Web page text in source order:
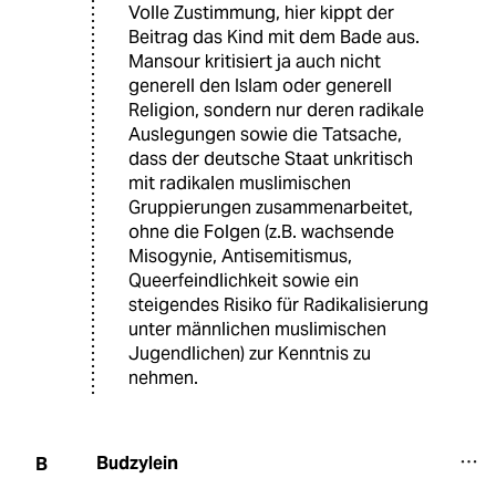
Volle Zustimmung, hier kippt der
Beitrag das Kind mit dem Bade aus.
Mansour kritisiert ja auch nicht
generell den Islam oder generell
Religion, sondern nur deren radikale
Auslegungen sowie die Tatsache,
dass der deutsche Staat unkritisch
mit radikalen muslimischen
Gruppierungen zusammenarbeitet,
ohne die Folgen (z.B. wachsende
Misogynie, Antisemitismus,
Queerfeindlichkeit sowie ein
steigendes Risiko für Radikalisierung
unter männlichen muslimischen
Jugendlichen) zur Kenntnis zu
nehmen.
B Budzylein